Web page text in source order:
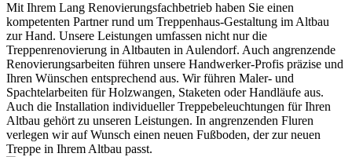
Mit Ihrem Lang Renovierungsfachbetrieb haben Sie einen
kompetenten Partner rund um Treppenhaus-Gestaltung im Altbau
zur Hand. Unsere Leistungen umfassen nicht nur die
Treppenrenovierung in Altbauten in Aulendorf. Auch angrenzende
Renovierungsarbeiten führen unsere Handwerker-Profis präzise und
Ihren Wünschen entsprechend aus. Wir führen Maler- und
Spachtelarbeiten für Holzwangen, Staketen oder Handläufe aus.
Auch die Installation individueller Treppebeleuchtungen für Ihren
Altbau gehört zu unseren Leistungen. In angrenzenden Fluren
verlegen wir auf Wunsch einen neuen Fußboden, der zur neuen
Treppe in Ihrem Altbau passt.